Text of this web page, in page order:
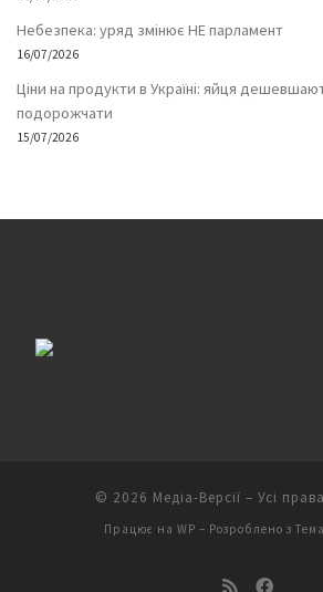
Небезпека: уряд змінює НЕ парламент
16/07/2026
Ціни на продукти в Україні: яйця
подорожчати
15/07/2026
© 2026 Медіа-Версії – Усі
Працює на WP – Розроблено з